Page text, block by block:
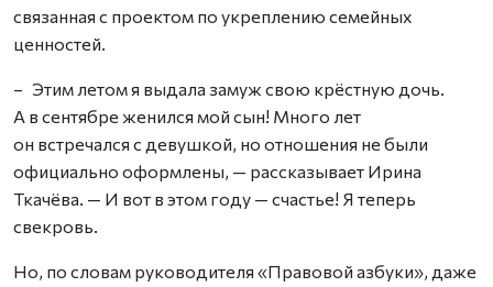
связанная с проектом по укреплению семейных
ценностей.
– Этим летом я выдала замуж свою крёстную дочь.
А в сентябре женился мой сын! Много лет
он встречался с девушкой, но отношения не были
официально оформлены, — рассказывает Ирина
Ткачёва. — И вот в этом году — счастье! Я теперь
свекровь.
Но, по словам руководителя «Правовой азбуки», даже